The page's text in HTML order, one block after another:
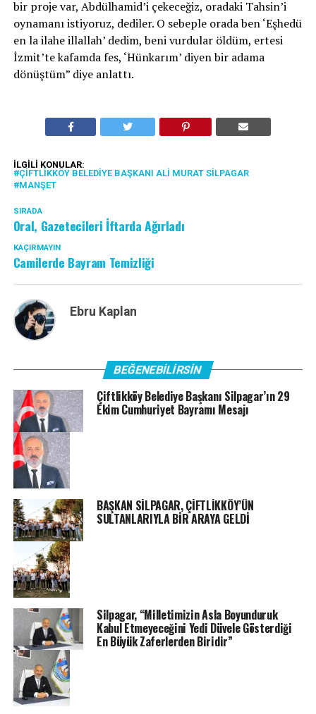
bir proje var, Abdülhamid’i çekeceğiz, oradaki Tahsin’i
oynamanı istiyoruz, dediler. O sebeple orada ben ‘Eşhedü
en la ilahe illallah’ dedim, beni vurdular öldüm, ertesi
İzmit’te kafamda fes, ‘Hünkarım’ diyen bir adama
dönüştüm” diye anlattı.
İLGILI KONULAR:
ÇIFTLIKKÖY BELEDIYE BAŞKANI ALI MURAT SILPAGAR
MANŞET
SIRADA
Oral, Gazetecileri İftarda Ağırladı
KAÇIRMAYIN
Camilerde Bayram Temizliği
Ebru Kaplan
BEĞENEBILIRSIN
Çiftlikköy Belediye Başkanı Silpagar’ın 29
Ekim Cumhuriyet Bayramı Mesajı
BAŞKAN SİLPAGAR, ÇİFTLİKKÖY’ÜN
SULTANLARIYLA BİR ARAYA GELDİ
Silpagar, “Milletimizin Asla Boyunduruk
Kabul Etmeyeceğini Yedi Düvele Gösterdiği
En Büyük Zaferlerden Biridir”